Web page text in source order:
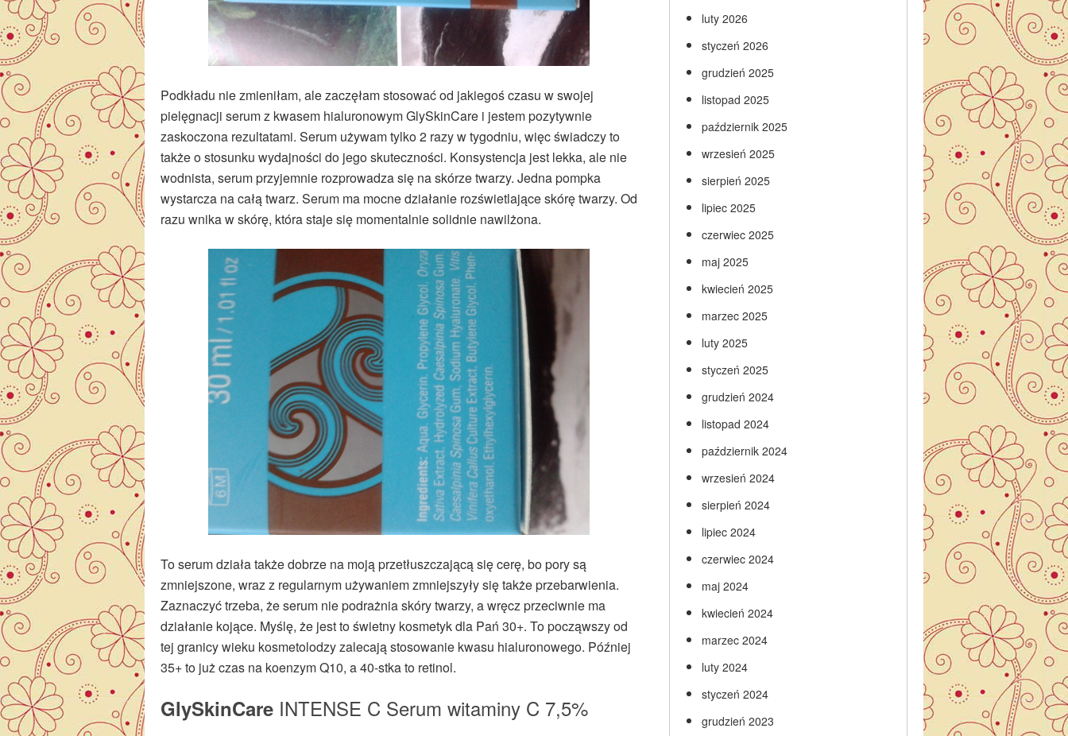
Podkładu nie zmieniłam, ale zaczęłam stosować od jakiegoś czasu w swojej
pielęgnacji serum z kwasem hialuronowym GlySkinCare i jestem pozytywnie
zaskoczona rezultatami. Serum używam tylko 2 razy w tygodniu, więc świadczy to
także o stosunku wydajności do jego skuteczności. Konsystencja jest lekka, ale nie
wodnista, serum przyjemnie rozprowadza się na skórze twarzy. Jedna pompka
wystarcza na całą twarz. Serum ma mocne działanie rozświetlające skórę twarzy. Od
razu wnika w skórę, która staje się momentalnie solidnie nawilżona.
To serum działa także dobrze na moją przetłuszczającą się cerę, bo pory są
zmniejszone, wraz z regularnym używaniem zmniejszyły się także przebarwienia.
Zaznaczyć trzeba, że serum nie podrażnia skóry twarzy, a wręcz przeciwnie ma
działanie kojące. Myślę, że jest to świetny kosmetyk dla Pań 30+. To począwszy od
tej granicy wieku kosmetolodzy zalecają stosowanie kwasu hialuronowego. Później
35+ to już czas na koenzym Q10, a 40-stka to retinol.
GlySkinCare INTENSE C Serum witaminy C 7,5%
luty 2026
styczeń 2026
grudzień 2025
listopad 2025
październik 2025
wrzesień 2025
sierpień 2025
lipiec 2025
czerwiec 2025
maj 2025
kwiecień 2025
marzec 2025
luty 2025
styczeń 2025
grudzień 2024
listopad 2024
październik 2024
wrzesień 2024
sierpień 2024
lipiec 2024
czerwiec 2024
maj 2024
kwiecień 2024
marzec 2024
luty 2024
styczeń 2024
grudzień 2023